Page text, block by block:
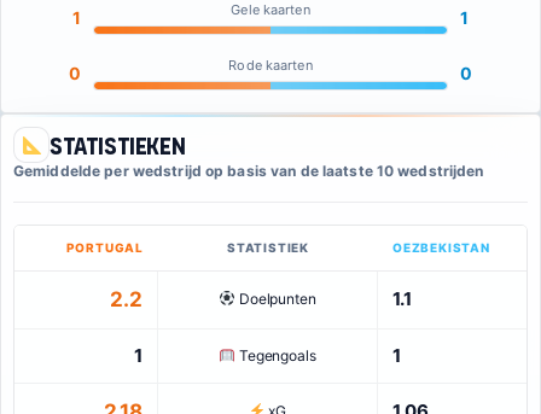
1 Gele kaarten 1
0 Rode kaarten 0
Statistieken
Gemiddelde per wedstrijd op basis van de laatste 10 wedstrijden
PORTUGAL STATISTIEK OEZBEKISTAN
2.2 Doelpunten 1.1
1 Tegengoals 1